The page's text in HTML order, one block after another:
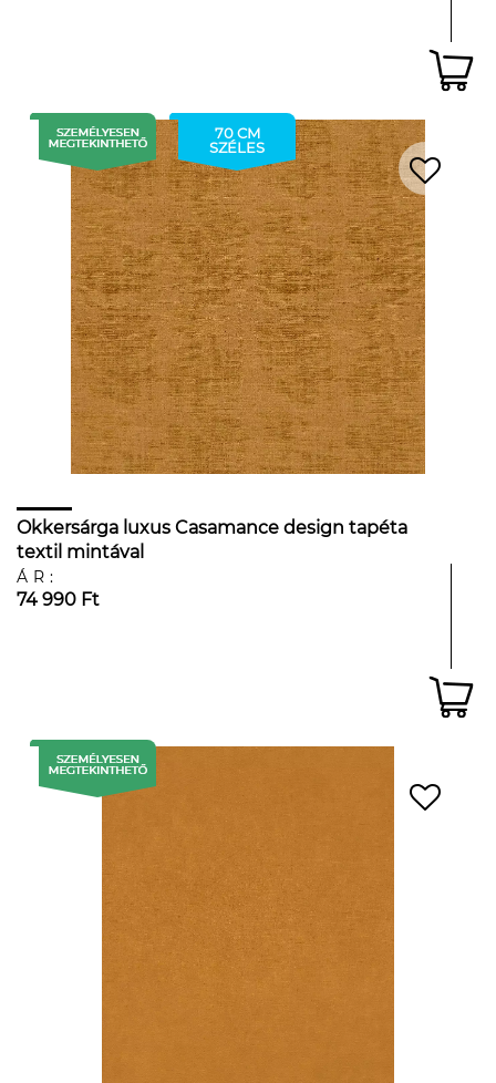
70 CM
SZÉLES
Okkersárga luxus Casamance design tapéta
textil mintával
ÁR:
74 990 Ft